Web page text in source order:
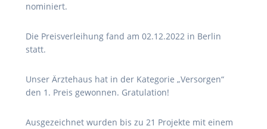
nominiert.
Die Preisverleihung fand am 02.12.2022 in Berlin
statt.
Unser Ärztehaus hat in der Kategorie „Versorgen“
den 1. Preis gewonnen. Gratulation!
Ausgezeichnet wurden bis zu 21 Projekte mit einem